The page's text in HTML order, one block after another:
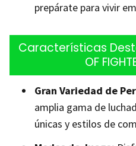
prepárate para vivir
Características
OF
Gran Variedad de
amplia gama de
únicas y estilos de